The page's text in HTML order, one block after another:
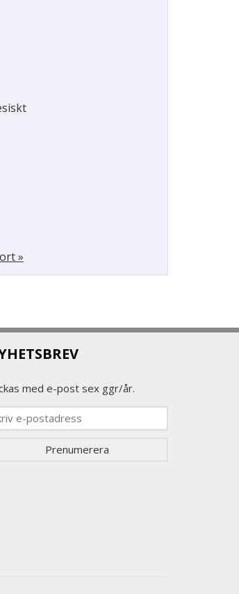
»
med e-post sex ggr/år.